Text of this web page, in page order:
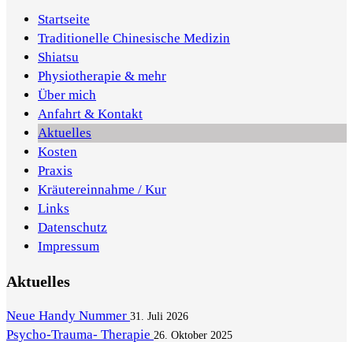
Startseite
Traditionelle Chinesische Medizin
Shiatsu
Physiotherapie & mehr
Über mich
Anfahrt & Kontakt
Aktuelles
Kosten
Praxis
Kräutereinnahme / Kur
Links
Datenschutz
Impressum
Aktuelles
Neue Handy Nummer 31. Juli 2026
Psycho-Trauma- Therapie 26. Oktober 2025